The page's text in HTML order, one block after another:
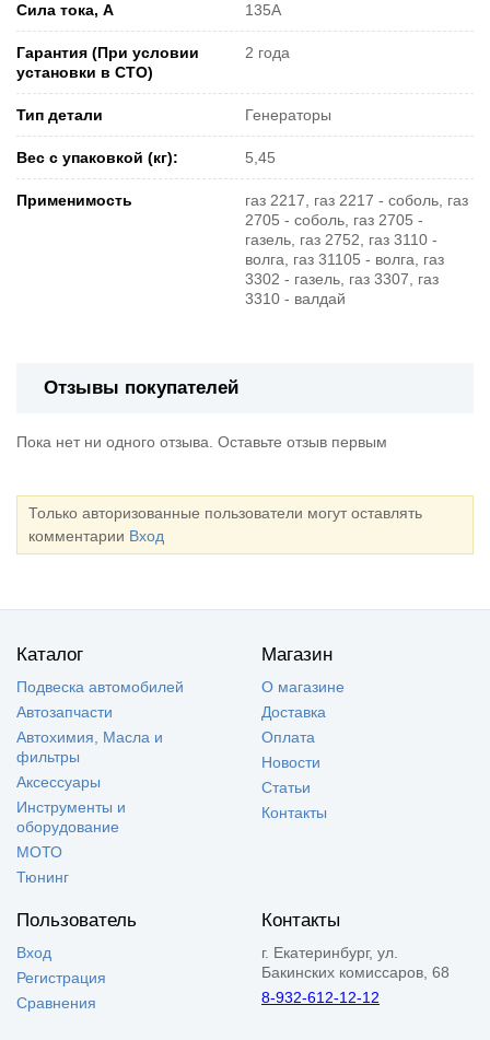
Сила тока, А 135А
Гарантия (При условии
установки в СТО)
2 года
Тип детали Генераторы
Вес с упаковкой (кг): 5,45
Применимость
газ 2217, газ 2217 - соболь, газ
2705 - соболь, газ 2705 -
газель, газ 2752, газ 3110 -
волга, газ 31105 - волга, газ
3302 - газель, газ 3307, газ
3310 - валдай
Отзывы покупателей
Пока нет ни одного отзыва. Оставьте отзыв первым
Только авторизованные пользователи могут оставлять
комментарии Вход
Каталог
Подвеска автомобилей
Автозапчасти
Автохимия, Масла и
фильтры
Аксессуары
Инструменты и
оборудование
МОТО
Тюнинг
Магазин
О магазине
Доставка
Оплата
Новости
Статьи
Контакты
Пользователь
Вход
Регистрация
Сравнения
Контакты
г. Екатеринбург, ул.
Бакинских комиссаров, 68
8-932-612-12-12